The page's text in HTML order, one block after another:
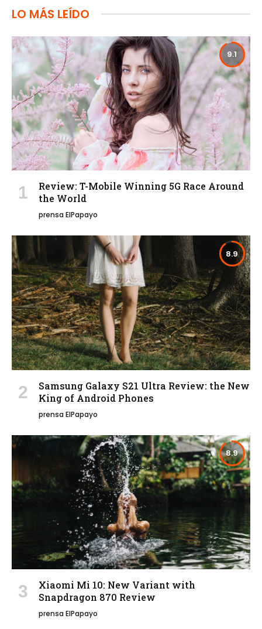
LO MÁS LEÍDO
9.1
Review: T-Mobile Winning 5G Race Around
the World
prensa ElPapayo
8.9
Samsung Galaxy S21 Ultra Review: the New
King of Android Phones
prensa ElPapayo
8.9
Xiaomi Mi 10: New Variant with
Snapdragon 870 Review
prensa ElPapayo